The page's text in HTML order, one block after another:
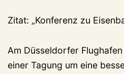
Zitat: „Konferenz zu
Am Düsseldorfer
einer Tagung um eine